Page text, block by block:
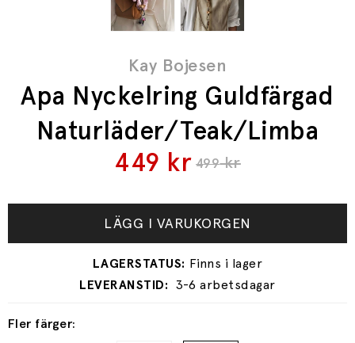
Kay Bojesen
Apa Nyckelring Guldfärgad
Naturläder/Teak/Limba
499kr
449 kr
Fler färger:
LÄGG I VARUKORGEN
3-6 arbetsdagar